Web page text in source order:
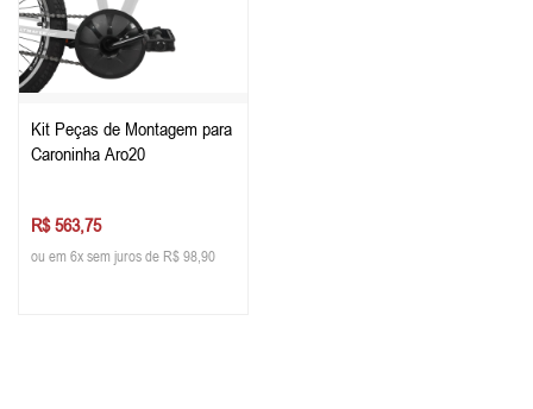
Kit Peças de Montagem para
Caroninha Aro20
R$ 563,75
ou em 6x sem juros de R$ 98,90